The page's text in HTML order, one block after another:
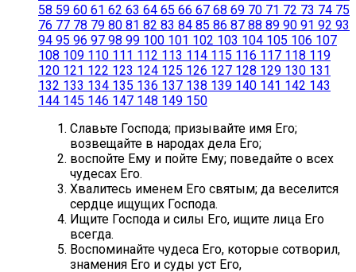
58 59 60 61 62 63 64 65 66 67 68 69 70 71 72 73 74 75
76 77 78 79 80 81 82 83 84 85 86 87 88 89 90 91 92 93
94 95 96 97 98 99 100 101 102 103 104 105 106 107
108 109 110 111 112 113 114 115 116 117 118 119
120 121 122 123 124 125 126 127 128 129 130 131
132 133 134 135 136 137 138 139 140 141 142 143
144 145 146 147 148 149 150
Славьте Господа; призывайте имя Его;
возвещайте в народах дела Его;
воспойте Ему и пойте Ему; поведайте о всех
чудесах Его.
Хвалитесь именем Его святым; да веселится
сердце ищущих Господа.
Ищите Господа и силы Его, ищите лица Его
всегда.
Воспоминайте чудеса Его, которые сотворил,
знамения Его и суды уст Его,